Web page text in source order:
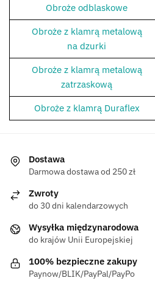
Obroże odblaskowe
Obroże z klamrą metalową
na dzurki
Obroże z klamrą metalową
zatrzaskową
Obroże z klamrą Duraflex
Dostawa
Darmowa dostawa od 250 zł
Zwroty
do 30 dni kalendarzowych
Wysyłka międzynarodowa
do krajów Unii Europejskiej
100% bezpieczne zakupy
Paynow/BLIK/PayPal/PayPo